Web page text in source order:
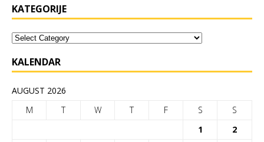
KATEGORIJE
KALENDAR
AUGUST 2026
M
T W T F S
S
1
2